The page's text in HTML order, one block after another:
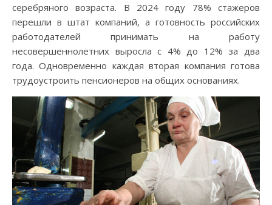
серебряного возраста. В 2024 году 78% стажеров
перешли в штат компаний, а готовность российских
работодателей принимать на работу
несовершеннолетних выросла с 4% до 12% за два
года. Одновременно каждая вторая компания готова
трудоустроить пенсионеров на общих основаниях.